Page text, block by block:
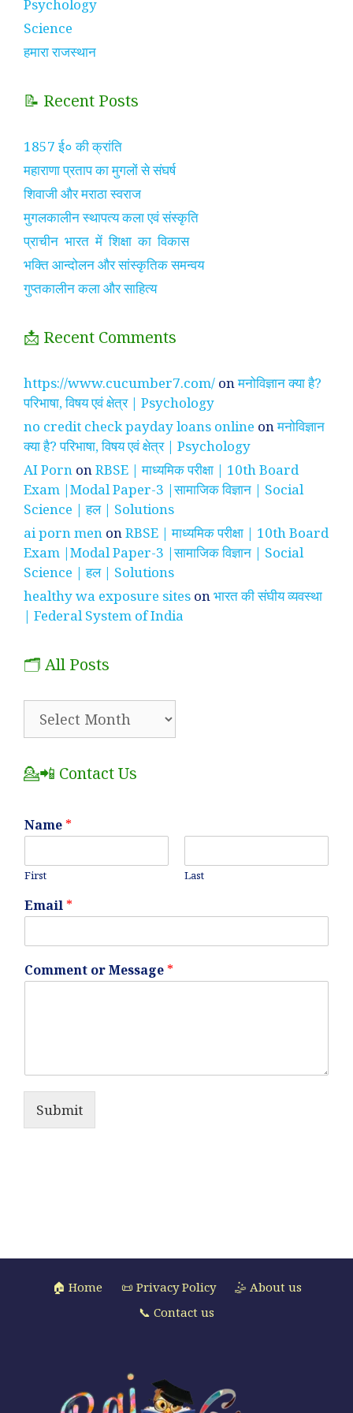
Psychology
Science
हमारा राजस्थान
📝 Recent Posts
1857 ई० की क्रांति
महाराणा प्रताप का मुगलों से संघर्ष
शिवाजी और मराठा स्वराज
मुगलकालीन स्थापत्य कला एवं संस्कृति
प्राचीन भारत में शिक्षा का विकास
भक्ति आन्दोलन और सांस्कृतिक समन्वय
गुप्तकालीन कला और साहित्य
📩 Recent Comments
https://www.cucumber7.com/ onमनोविज्ञान क्या है?
परिभाषा, विषय एवं क्षेत्र | Psychology
no credit check payday loans online onमनोविज्ञान
क्या है? परिभाषा, विषय एवं क्षेत्र | Psychology
AI Porn onRBSE | माध्यमिक परीक्षा | 10th Board
Exam |Modal Paper-3 |सामाजिक विज्ञान | Social
Science | हल | Solutions
ai porn men onRBSE | माध्यमिक परीक्षा | 10th Board
Exam |Modal Paper-3 |सामाजिक विज्ञान | Social
Science | हल | Solutions
healthy wa exposure sites onभारत की संघीय व्यवस्था
| Federal System of India
🗂️ All Posts
💁📲 Contact Us
Name *
First Last
Email *
Comment or Message *
Submit
🏠 Home 📜 Privacy Policy
🤹 About us
📞 Contact us